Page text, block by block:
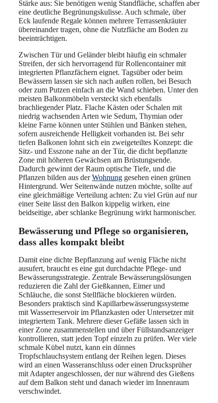
Stärke aus: Sie benötigen wenig Standfläche, schaffen aber
eine deutliche Begrünungskulisse. Auch schmale, über
Eck laufende Regale können mehrere Terrassenkräuter
übereinander tragen, ohne die Nutzfläche am Boden zu
beeinträchtigen.
Zwischen Tür und Geländer bleibt häufig ein schmaler
Streifen, der sich hervorragend für Rollencontainer mit
integrierten Pflanzfächern eignet. Tagsüber oder beim
Bewässern lassen sie sich nach außen rollen, bei Besuch
oder zum Putzen einfach an die Wand schieben. Unter den
meisten Balkonmöbeln versteckt sich ebenfalls
brachliegender Platz. Flache Kästen oder Schalen mit
niedrig wachsenden Arten wie Sedum, Thymian oder
kleine Farne können unter Stühlen und Bänken stehen,
sofern ausreichende Helligkeit vorhanden ist. Bei sehr
tiefen Balkonen lohnt sich ein zweigeteiltes Konzept: die
Sitz- und Esszone nahe an der Tür, die dicht bepflanzte
Zone mit höheren Gewächsen am Brüstungsende.
Dadurch gewinnt der Raum optische Tiefe, und die
Pflanzen bilden aus derWohnung gesehen einen grünen
Hintergrund. Wer Seitenwände nutzen möchte, sollte auf
eine gleichmäßige Verteilung achten: Zu viel Grün auf nur
einer Seite lässt den Balkon kippelig wirken, eine
beidseitige, aber schlanke Begrünung wirkt harmonischer.
Bewässerung und Pflege so organisieren,
dass alles kompakt bleibt
Damit eine dichte Bepflanzung auf wenig Fläche nicht
ausufert, braucht es eine gut durchdachte Pflege- und
Bewässerungsstrategie. Zentrale Bewässerungslösungen
reduzieren die Zahl der Gießkannen, Eimer und
Schläuche, die sonst Stellfläche blockieren würden.
Besonders praktisch sind Kapillarbewässerungssysteme
mit Wasserreservoir im Pflanzkasten oder Untersetzer mit
integriertem Tank. Mehrere dieser Gefäße lassen sich in
einer Zone zusammenstellen und über Füllstandsanzeiger
kontrollieren, statt jeden Topf einzeln zu prüfen. Wer viele
schmale Kübel nutzt, kann ein dünnes
Tropfschlauchsystem entlang der Reihen legen. Dieses
wird an einen Wasseranschluss oder einen Drucksprüher
mit Adapter angeschlossen, der nur während des Gießens
auf dem Balkon steht und danach wieder im Innenraum
verschwindet.